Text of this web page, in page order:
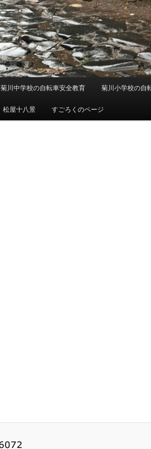
菊川中学校の自転車安全教育 菊川小学校の自
松屋十八景 すごろくのページ